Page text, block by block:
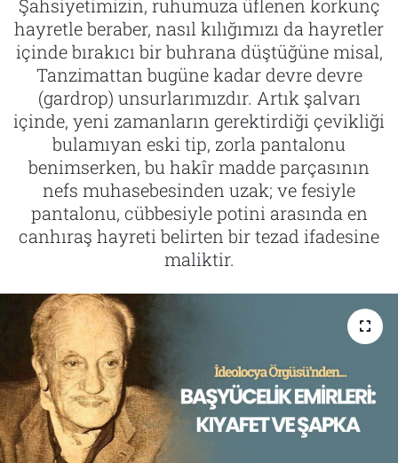
Şahsiyetimizin, ruhumuza üflenen korkunç
hayretle beraber, nasıl kılığımızı da hayretler
içinde bırakıcı bir buhrana düştüğüne misal,
Tanzimattan bugüne kadar devre devre
(gardrop) unsurlarımızdır. Artık şalvarı
içinde, yeni zamanların gerektirdiği çevikliği
bulamıyan eski tip, zorla pantalonu
benimserken, bu hakîr madde parçasının
nefs muhasebesinden uzak; ve fesiyle
pantalonu, cübbesiyle potini arasında en
canhıraş hayreti belirten bir tezad ifadesine
maliktir.
Tarih
İletişim
Künye